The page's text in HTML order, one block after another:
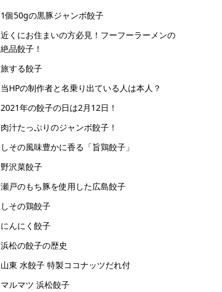
1個50gの黒豚ジャンボ餃子
近くにお住まいの方必見！フーフーラーメンの
絶品餃子！
旅する餃子
当HPの制作者と名乗り出ている人は本人？
2021年の餃子の日は2月12日！
肉汁たっぷりのジャンボ餃子！
しその風味豊かに香る「旨鶏餃子」
野沢菜餃子
瀬戸のもち豚を使用した広島餃子
しその鶏餃子
にんにく餃子
浜松の餃子の歴史
山東 水餃子 特製ココナッツだれ付
マルマツ 浜松餃子